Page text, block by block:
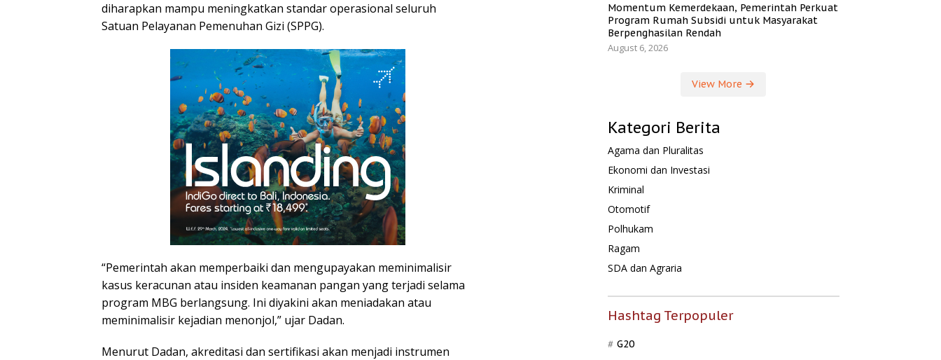
diharapkan mampu meningkatkan standar operasional seluruh
Satuan Pelayanan Pemenuhan Gizi (SPPG).
“Pemerintah akan memperbaiki dan mengupayakan meminimalisir
kasus keracunan atau insiden keamanan pangan yang terjadi selama
program MBG berlangsung. Ini diyakini akan meniadakan atau
meminimalisir kejadian menonjol,” ujar Dadan.
Menurut Dadan, akreditasi dan sertifikasi akan menjadi instrumen
Momentum Kemerdekaan, Pemerintah Perkuat
Program Rumah Subsidi untuk Masyarakat
Berpenghasilan Rendah
August 6, 2026
View More
Kategori Berita
Agama dan Pluralitas
Ekonomi dan Investasi
Kriminal
Otomotif
Polhukam
Ragam
SDA dan Agraria
Hashtag Terpopuler
G20